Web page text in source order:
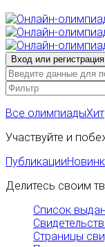
Все олимпиадыХит
Участвуйте и
Публикации
Делитесь своим
Список
Страницы